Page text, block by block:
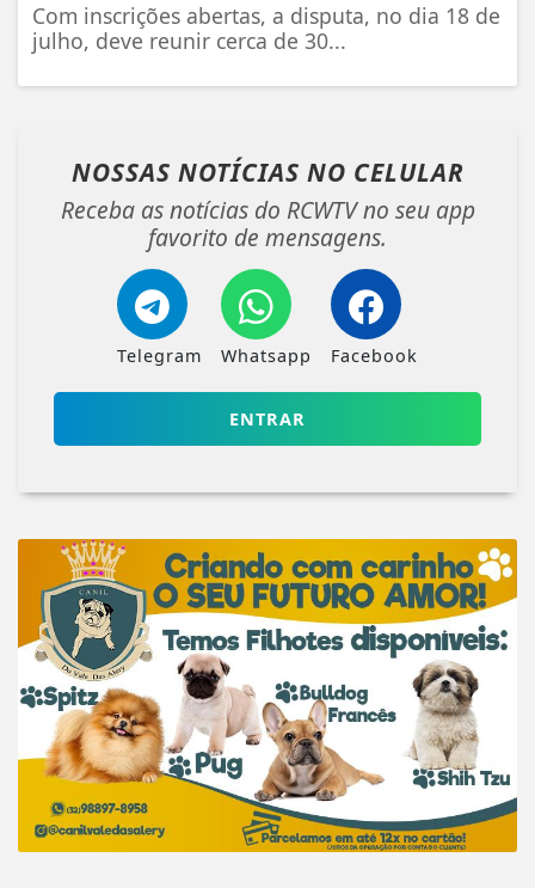
Com inscrições abertas, a disputa, no dia 18 de
julho, deve reunir cerca de 30...
NOSSAS NOTÍCIAS NO CELULAR
Receba as notícias do RCWTV no seu app
favorito de mensagens.
Telegram Whatsapp Facebook
ENTRAR